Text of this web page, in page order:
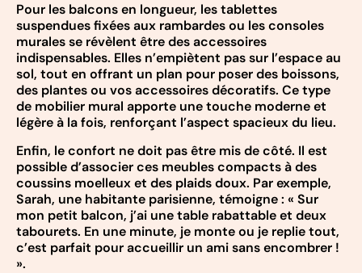
Pour les balcons en longueur, les tablettes
suspendues fixées aux rambardes ou les consoles
murales se révèlent être des accessoires
indispensables. Elles n’empiètent pas sur l’espace au
sol, tout en offrant un plan pour poser des boissons,
des plantes ou vos accessoires décoratifs. Ce type
de mobilier mural apporte une touche moderne et
légère à la fois, renforçant l’aspect spacieux du lieu.
Enfin, le confort ne doit pas être mis de côté. Il est
possible d’associer ces meubles compacts à des
coussins moelleux et des plaids doux. Par exemple,
Sarah, une habitante parisienne, témoigne : « Sur
mon petit balcon, j’ai une table rabattable et deux
tabourets. En une minute, je monte ou je replie tout,
c’est parfait pour accueillir un ami sans encombrer !
».